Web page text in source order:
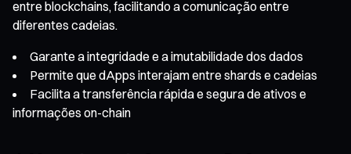
entre blockchains, facilitando a comunicação entre
diferentes cadeias.
Garante a integridade e a imutabilidade dos dados
Permite que dApps interajam entre shards e cadeias
Facilita a transferência rápida e segura de ativos e
informações on-chain